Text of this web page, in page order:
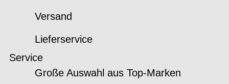
Versand
Lieferservice
Service
Große Auswahl aus Top-Marken